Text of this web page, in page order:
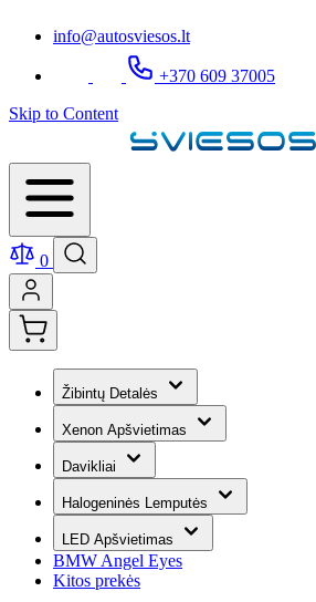
info@autosviesos.lt
+370 609 37005
Skip to Content
0
Žibintų Detalės
Xenon Apšvietimas
Davikliai
Halogeninės Lemputės
LED Apšvietimas
BMW Angel Eyes
Kitos prekės